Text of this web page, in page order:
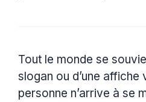
Tout le monde se
slogan ou d’une affiche
personne n’arrive à se